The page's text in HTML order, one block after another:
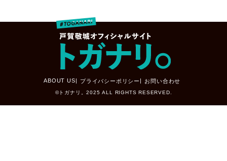
ABOUT US プライバシーポリシー お問い合わせ
©トガナリ。2025 ALL RIGHTS RESERVED.